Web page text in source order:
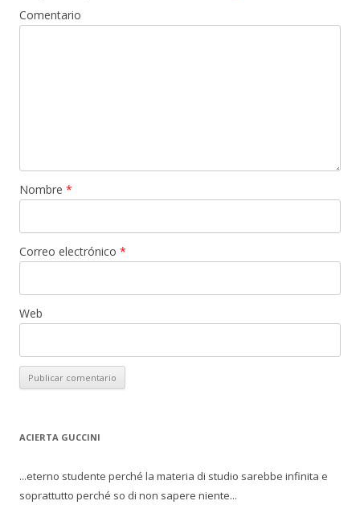
Comentario
Nombre *
Correo electrónico *
Web
ACIERTA GUCCINI
...eterno studente perché la materia di studio sarebbe infinita e
soprattutto perché so di non sapere niente...